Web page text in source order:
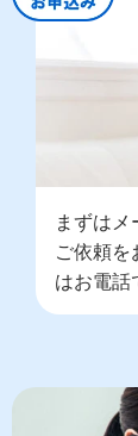
まずは
ご依頼
はお電話